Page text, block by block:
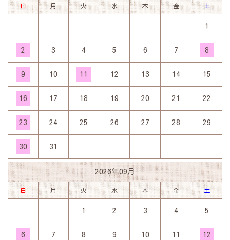
日 月 火 水 木 金 土
1
2 3 4 5 6 7 8
9 10 11 12 13 14 15
16 17 18 19 20 21 22
23 24 25 26 27 28 29
30 31
2026年09月
日 月 火 水 木 金 土
1 2 3 4 5
6 7 8 9 10 11 12